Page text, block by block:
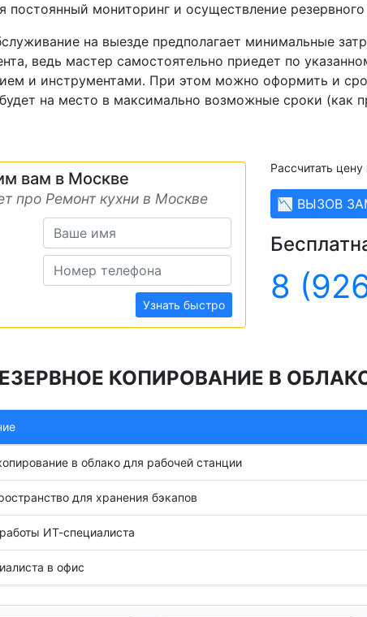
постоянный мониторинг и осуществление
на выезде предполагает минимальные
ведь мастер самостоятельно приедет по
и инструментами. При этом можно оформить и
на место в максимально возможные сроки (как
вам в Москве
про Ремонт кухни в Москве
Узнать быстро
Рассчитать
📉 ВЫЗОВ
8
КОПИРОВАНИЕ В
в облако для рабочей станции
для хранения бэкапов
ИТ-специалиста
в офис